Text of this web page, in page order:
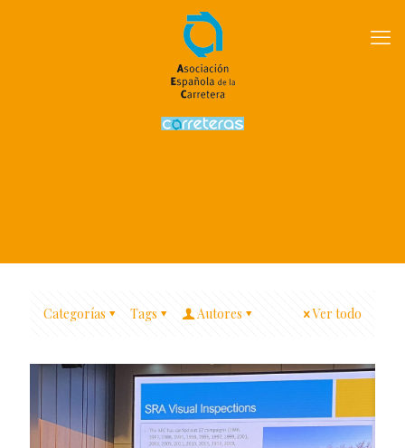
Categorías Tags Autores Ver todo